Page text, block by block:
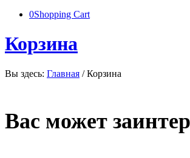
0Shopping Cart
Корзина
Вы здесь: Главная / Корзина
Вас может